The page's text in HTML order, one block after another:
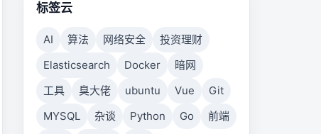
的空间。
数据时立即释放磁盘空间，而是将其标记为可重用的空
标签云
AI 算法 网络安全
投资理财
Elasticsearch
Docker
暗网
工具
臭大佬 ubuntu Vue
Git
MYSQL
杂谈 Python Go
前端